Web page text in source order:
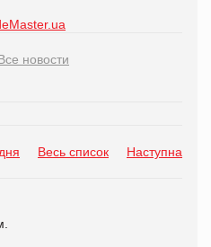
новости
Весь список Наступна